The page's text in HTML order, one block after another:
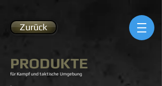
Zurück
PRODUKTE
für Kampf und taktische Umgebung